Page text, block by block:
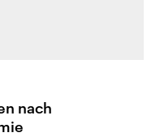
nach